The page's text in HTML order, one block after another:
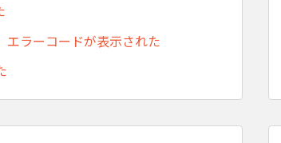
エラーコードが表示された